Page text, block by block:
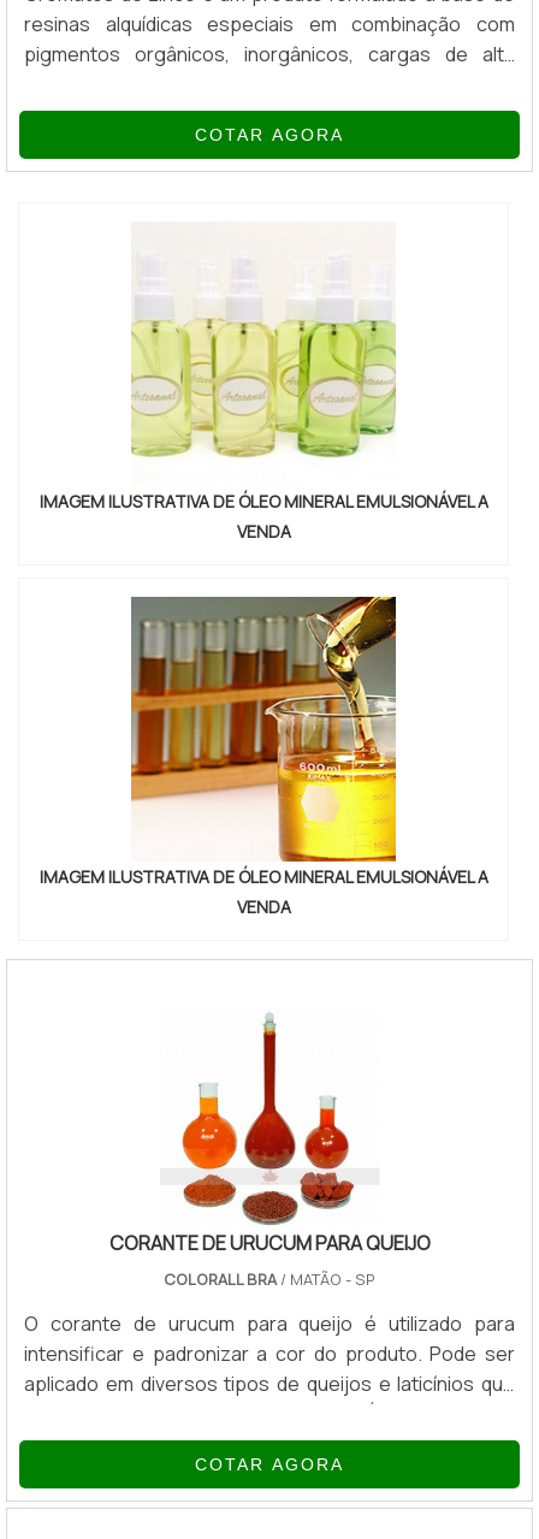
resinas alquídicas especiais em combinação com
pigmentos orgânicos, inorgânicos, cargas de alta
benzeno, com alto teor de cromato, proporcionando
ótima aderência às superfícies, rápida secagem, fácil
aplicação, ótima flexibilidade e resistências as
COTAR AGORA
IMAGEM ILUSTRATIVA DE ÓLEO MINERAL EMULSIONÁVEL A
VENDA
IMAGEM ILUSTRATIVA DE ÓLEO MINERAL EMULSIONÁVEL A
VENDA
CORANTE DE URUCUM PARA QUEIJO
COLORALL BRA/ MATÃO - SP
O corante de urucum para queijo é utilizado para
intensificar e padronizar a cor do produto. Pode ser
aplicado em diversos tipos de queijos e laticínios que
origem vegetal, totalmente natural, extraído da
semente do urucum, livre de qualquer componente
artificial e portanto não possui nenhum tipo de
COTAR AGORA